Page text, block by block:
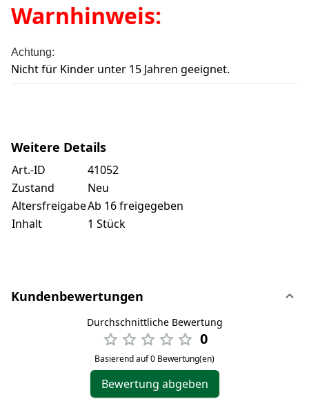
Warnhinweis:
Achtung:
Nicht für Kinder unter 15 Jahren geeignet.
Weitere Details
Art.-ID
41052
Zustand
Neu
AltersfreigabeAb 16 freigegeben
Inhalt
1 Stück
Kundenbewertungen
Durchschnittliche Bewertung
0
Basierend auf 0 Bewertung(en)
Bewertung abgeben